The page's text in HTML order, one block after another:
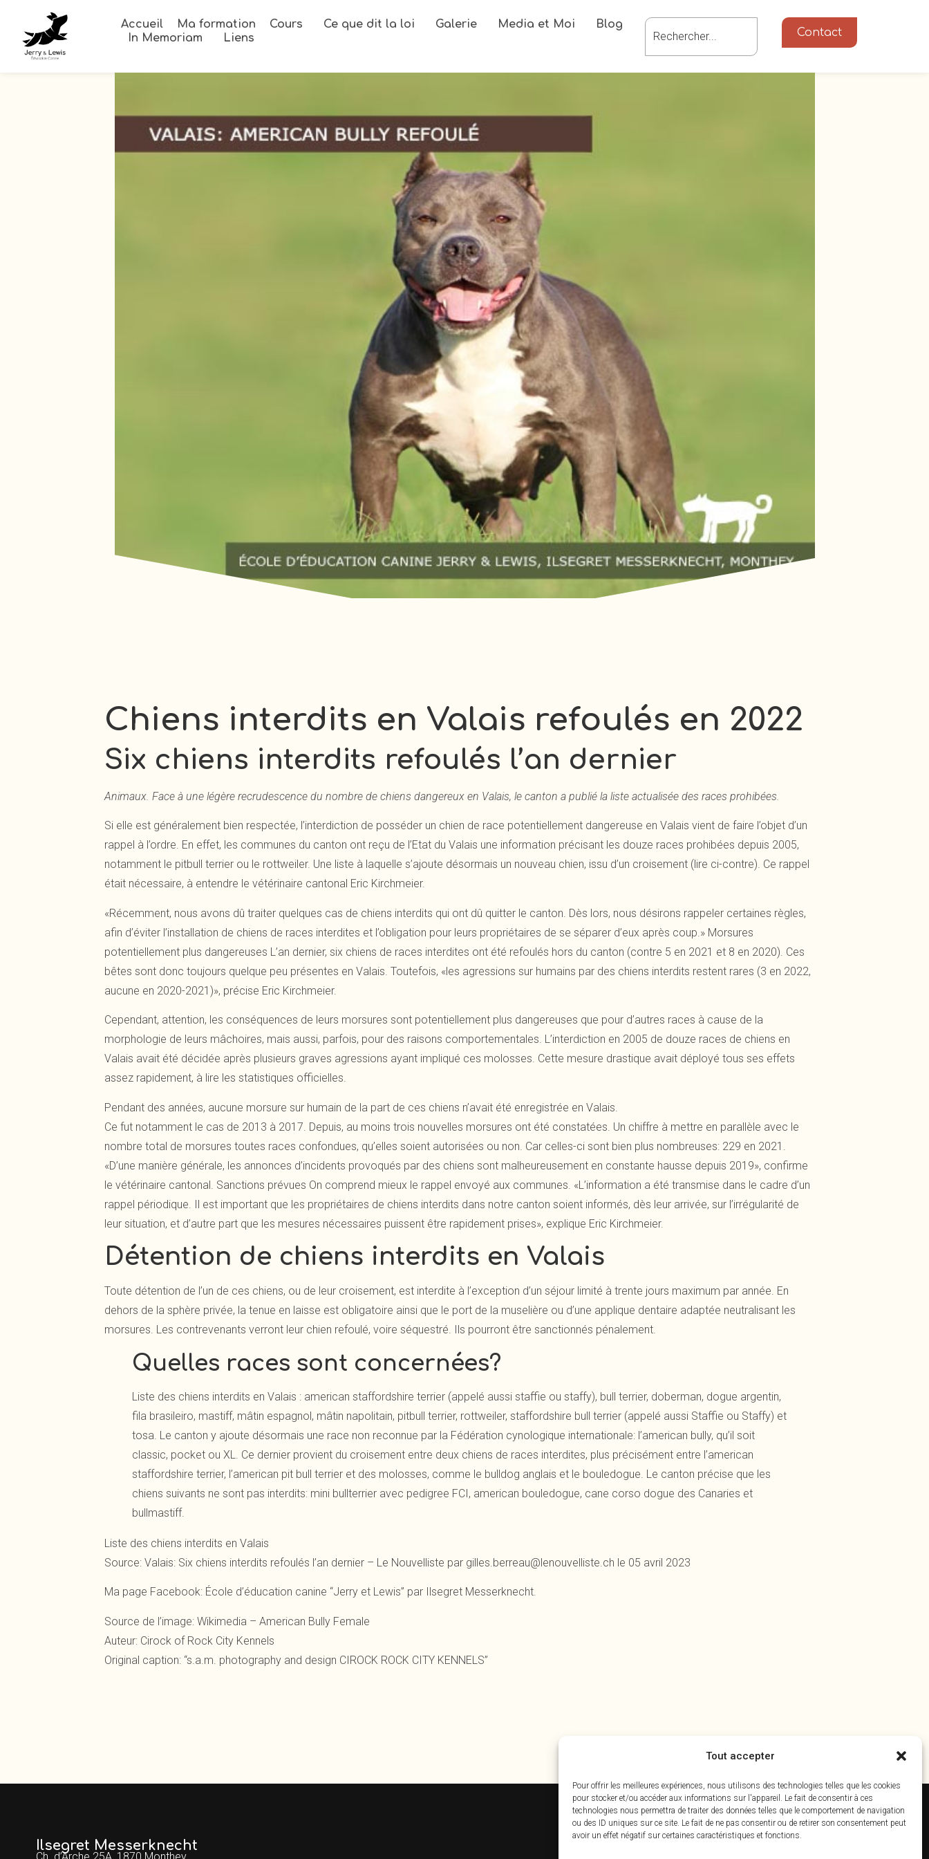
Tout accepter
Pour offrir les meilleures expériences, nous utilisons des technologies telles que les cookies
pour stocker et/ou accéder aux informations sur l'appareil. Le fait de consentir à ces
technologies nous permettra de traiter des données telles que le comportement de navigation
ou des ID uniques sur ce site. Le fait de ne pas consentir ou de retirer son consentement peut
avoir un effet négatif sur certaines caractéristiques et fonctions.
Accueil Ma formation Cours Ce que dit la loi Galerie Media et Moi
Blog
In Memoriam
Liens Contact
Chiens interdits en Valais refoulés en 2022
Six chiens interdits refoulés l’an dernier
Animaux. Face à une légère recrudescence du nombre de chiens dangereux en Valais, le canton a publié la liste actualisée des races prohibées.
Si elle est généralement bien respectée, l’interdiction de posséder un chien de race potentiellement dangereuse en Valais vient de faire l’objet d’un
rappel à l’ordre. En effet, les communes du canton ont reçu de l’Etat du Valais une information précisant les douze races prohibées depuis 2005,
notamment le pitbull terrier ou le rottweiler. Une liste à laquelle s’ajoute désormais un nouveau chien, issu d’un croisement (lire ci-contre). Ce rappel
était nécessaire, à entendre le vétérinaire cantonal Eric Kirchmeier.
«Récemment, nous avons dû traiter quelques cas de chiens interdits qui ont dû quitter le canton. Dès lors, nous désirons rappeler certaines règles,
afin d’éviter l’installation de chiens de races interdites et l’obligation pour leurs propriétaires de se séparer d’eux après coup.» Morsures
potentiellement plus dangereuses L’an dernier, six chiens de races interdites ont été refoulés hors du canton (contre 5 en 2021 et 8 en 2020). Ces
bêtes sont donc toujours quelque peu présentes en Valais. Toutefois, «les agressions sur humains par des chiens interdits restent rares (3 en 2022,
aucune en 2020-2021)», précise Eric Kirchmeier.
Cependant, attention, les conséquences de leurs morsures sont potentiellement plus dangereuses que pour d’autres races à cause de la
morphologie de leurs mâchoires, mais aussi, parfois, pour des raisons comportementales. L’interdiction en 2005 de douze races de chiens en
Valais avait été décidée après plusieurs graves agressions ayant impliqué ces molosses. Cette mesure drastique avait déployé tous ses effets
assez rapidement, à lire les statistiques officielles.
Pendant des années, aucune morsure sur humain de la part de ces chiens n’avait été enregistrée en Valais.
Ce fut notamment le cas de 2013 à 2017. Depuis, au moins trois nouvelles morsures ont été constatées. Un chiffre à mettre en parallèle avec le
nombre total de morsures toutes races confondues, qu’elles soient autorisées ou non. Car celles-ci sont bien plus nombreuses: 229 en 2021.
«D’une manière générale, les annonces d’incidents provoqués par des chiens sont malheureusement en constante hausse depuis 2019», confirme
le vétérinaire cantonal. Sanctions prévues On comprend mieux le rappel envoyé aux communes. «L’information a été transmise dans le cadre d’un
rappel périodique. Il est important que les propriétaires de chiens interdits dans notre canton soient informés, dès leur arrivée, sur l’irrégularité de
leur situation, et d’autre part que les mesures nécessaires puissent être rapidement prises», explique Eric Kirchmeier.
Détention de chiens interdits en Valais
Toute détention de l’un de ces chiens, ou de leur croisement, est interdite à l’exception d’un séjour limité à trente jours maximum par année. En
dehors de la sphère privée, la tenue en laisse est obligatoire ainsi que le port de la muselière ou d’une applique dentaire adaptée neutralisant les
morsures. Les contrevenants verront leur chien refoulé, voire séquestré. Ils pourront être sanctionnés pénalement.
Quelles races sont concernées?
Liste des chiens interdits en Valais : american staffordshire terrier (appelé aussi staffie ou staffy), bull terrier, doberman, dogue argentin,
fila brasileiro, mastiff, mâtin espagnol, mâtin napolitain, pitbull terrier, rottweiler, staffordshire bull terrier (appelé aussi Staffie ou Staffy) et
tosa. Le canton y ajoute désormais une race non reconnue par la Fédération cynologique internationale: l’american bully, qu’il soit
classic, pocket ou XL. Ce dernier provient du croisement entre deux chiens de races interdites, plus précisément entre l’american
staffordshire terrier, l’american pit bull terrier et des molosses, comme le bulldog anglais et le bouledogue. Le canton précise que les
chiens suivants ne sont pas interdits: mini bullterrier avec pedigree FCI, american bouledogue, cane corso dogue des Canaries et
bullmastiff.
Liste des chiens interdits en Valais
Source:Valais: Six chiens interdits refoulés l’an dernier – Le Nouvelliste par gilles.berreau@lenouvelliste.ch le 05 avril 2023
Ma page Facebook: École d’éducation canine “Jerry et Lewis” par Ilsegret Messerknecht.
Source de l’image:Wikimedia – American Bully Female
Auteur: Cirock of Rock City Kennels
Original caption: “s.a.m. photography and design CIROCK ROCK CITY KENNELS”
Ilsegret Messerknecht
Ch. d’Arche 25A, 1870 Monthey
École d'éducation canine